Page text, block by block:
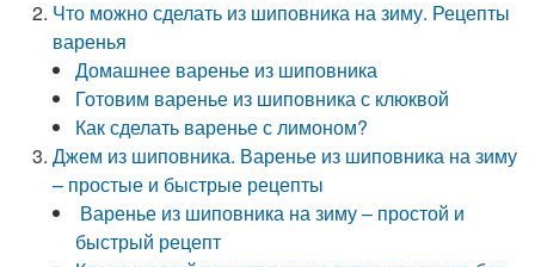
Что можно сделать из шиповника на зиму. Рецепты
варенья
Домашнее варенье из шиповника
Готовим варенье из шиповника с клюквой
Как сделать варенье с лимоном?
Джем из шиповника. Варенье из шиповника на зиму
– простые и быстрые рецепты
Варенье из шиповника на зиму – простой и
быстрый рецепт